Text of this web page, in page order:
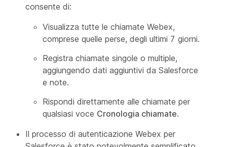
consente di:
Visualizza tutte le chiamate Webex,
comprese quelle perse, degli ultimi 7 giorni.
Registra chiamate singole o multiple,
aggiungendo dati aggiuntivi da Salesforce
e note.
Rispondi direttamente alle chiamate per
qualsiasi voce Cronologia chiamate.
Il processo di autenticazione Webex per